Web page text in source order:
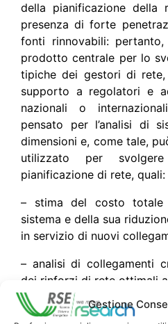
Gestione
della pianificazione della
presenza di forte
fonti rinnovabili:
prodotto centrale per lo
tipiche dei gestori di
supporto a regolatori e
nazionali o
pensato per l’analisi di
dimensioni e, come tale,
utilizzato per
pianificazione di rete, quali:
– stima del costo totale
sistema e della sua
in servizio di nuovi
– analisi di collegamenti
dei rinforzi di rete ottimali
costo di dispacciamento e
indici di affidabilità